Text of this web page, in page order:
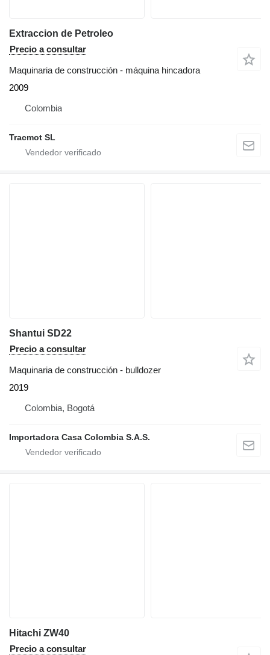
Extraccion de Petroleo
Precio a consultar
Maquinaria de construcción - máquina hincadora
2009
Colombia
Tracmot SL
Shantui SD22
Precio a consultar
Maquinaria de construcción - bulldozer
2019
Colombia, Bogotá
Importadora Casa Colombia S.A.S.
Hitachi ZW40
Precio a consultar